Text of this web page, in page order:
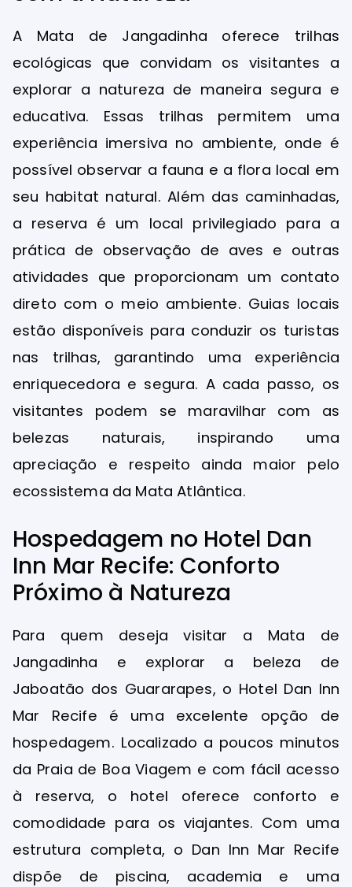
A Mata de Jangadinha oferece trilhas
ecológicas que convidam os visitantes a
explorar a natureza de maneira segura e
educativa. Essas trilhas permitem uma
experiência imersiva no ambiente, onde é
possível observar a fauna e a flora local em
seu habitat natural. Além das caminhadas,
a reserva é um local privilegiado para a
prática de observação de aves e outras
atividades que proporcionam um contato
direto com o meio ambiente. Guias locais
estão disponíveis para conduzir os turistas
nas trilhas, garantindo uma experiência
enriquecedora e segura. A cada passo, os
visitantes podem se maravilhar com as
belezas naturais, inspirando uma
apreciação e respeito ainda maior pelo
ecossistema da Mata Atlântica.
Hospedagem no Hotel Dan
Inn Mar Recife: Conforto
Próximo à Natureza
Para quem deseja visitar a Mata de
Jangadinha e explorar a beleza de
Jaboatão dos Guararapes, o Hotel Dan Inn
Mar Recife é uma excelente opção de
hospedagem. Localizado a poucos minutos
da Praia de Boa Viagem e com fácil acesso
à reserva, o hotel oferece conforto e
comodidade para os viajantes. Com uma
estrutura completa, o Dan Inn Mar Recife
dispõe de piscina, academia e uma